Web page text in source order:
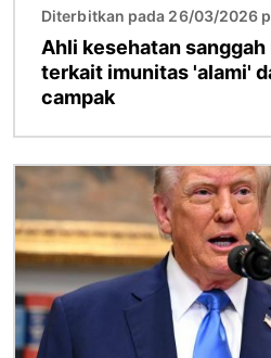
Diterbitkan pada 26/03/2026
Ahli kesehatan
terkait imunitas 'alami'
campak
Gambar